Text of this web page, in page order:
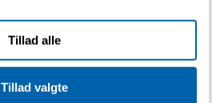
Tillad alle
Tillad valgte